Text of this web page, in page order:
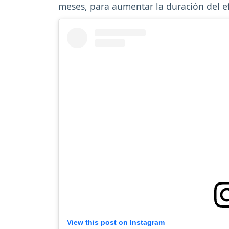
meses, para aumentar la duración del
View this post on Instagram